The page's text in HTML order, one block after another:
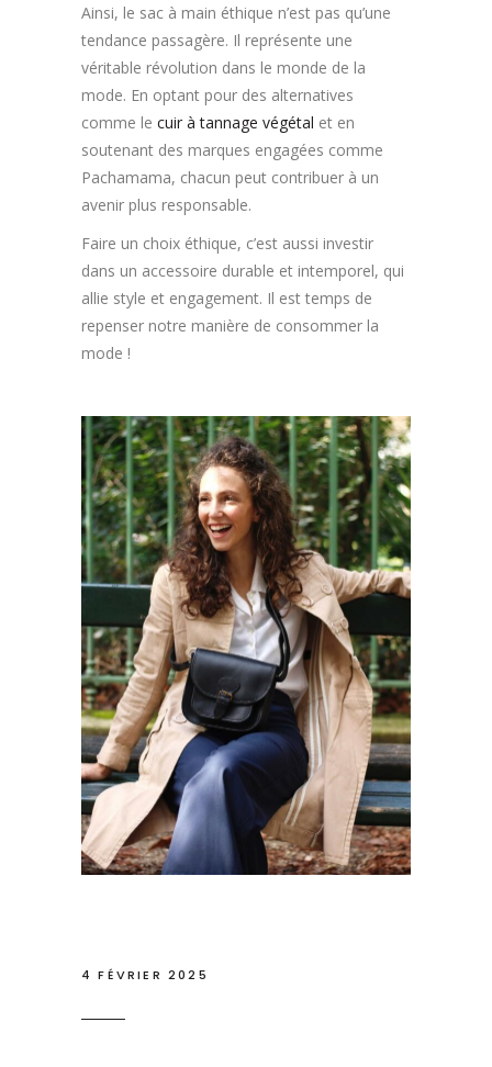
Ainsi, le sac à main éthique n’est pas qu’une
tendance passagère. Il représente une
véritable révolution dans le monde de la
mode. En optant pour des alternatives
comme le cuir à tannage végétal et en
soutenant des marques engagées comme
Pachamama, chacun peut contribuer à un
avenir plus responsable.
Faire un choix éthique, c’est aussi investir
dans un accessoire durable et intemporel, qui
allie style et engagement. Il est temps de
repenser notre manière de consommer la
mode !
4 FÉVRIER 2025